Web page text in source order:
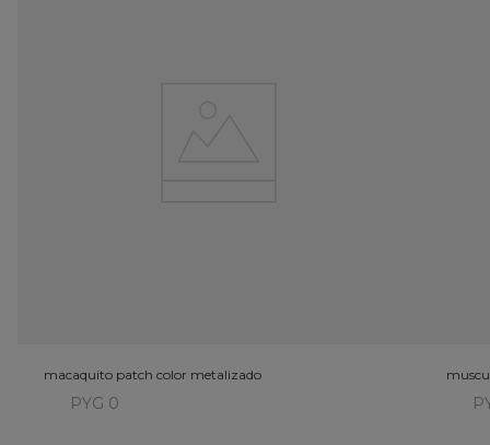
macaquito patch color metalizado
PYG 0